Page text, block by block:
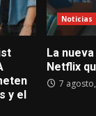
y el
Noticias
La
Netflix
7